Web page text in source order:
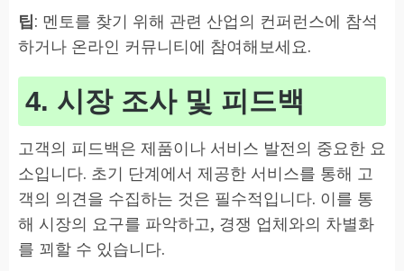
팁: 멘토를 찾기 위해 관련 산업의 컨퍼런스에 참석
하거나 온라인 커뮤니티에 참여해보세요.
4. 시장 조사 및 피드백
고객의 피드백은 제품이나 서비스 발전의 중요한 요
소입니다. 초기 단계에서 제공한 서비스를 통해 고
객의 의견을 수집하는 것은 필수적입니다. 이를 통
해 시장의 요구를 파악하고, 경쟁 업체와의 차별화
를 꾀할 수 있습니다.